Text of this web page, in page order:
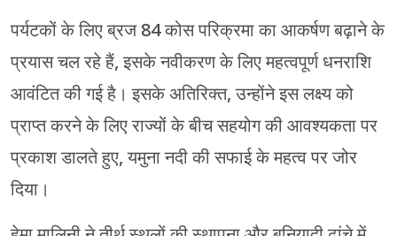
पर्यटकों के लिए ब्रज 84 कोस परिक्रमा का आकर्षण बढ़ाने के
प्रयास चल रहे हैं, इसके नवीकरण के लिए महत्वपूर्ण धनराशि
आवंटित की गई है। इसके अतिरिक्त, उन्होंने इस लक्ष्य को
प्राप्त करने के लिए राज्यों के बीच सहयोग की आवश्यकता पर
प्रकाश डालते हुए, यमुना नदी की सफाई के महत्व पर जोर
दिया।